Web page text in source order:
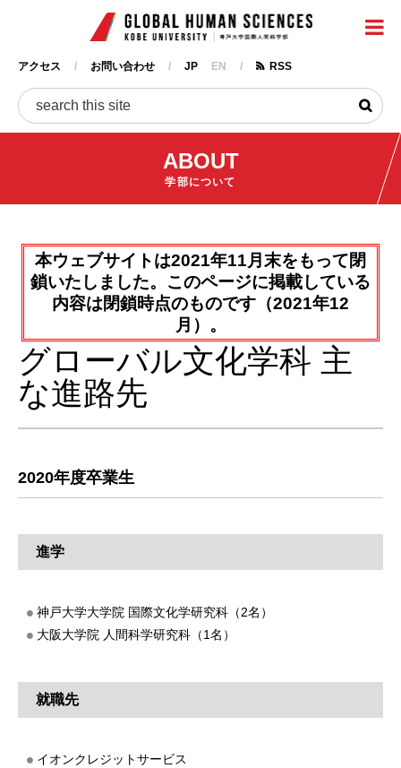
移
ッ
アクセス お問い合わせ JP EN RSS
神戸
ABOUT
学部について
本ウェブサイトは2021年11月末をもって閉
鎖いたしました。このページに掲載している
内容は閉鎖時点のものです（2021年12
月）。
グローバル文化学科 主
な進路先
2020年度卒業生
進学
神戸大学大学院 国際文化学研究科（2名）
大阪大学院 人間科学研究科（1名）
就職先
イオンクレジットサービス